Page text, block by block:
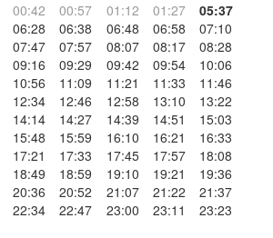
00:42 00:57 01:12 01:27
05:37
06:28 06:38 06:48 06:58
07:10
07:47 07:57 08:07 08:17
08:28
09:16 09:29 09:42 09:54
10:06
10:56 11:09 11:21 11:33
11:46
12:34 12:46 12:58 13:10
13:22
14:14 14:27 14:39 14:51
15:03
15:48 15:59 16:10 16:21
16:33
17:21 17:33 17:45 17:57
18:08
18:49 18:59 19:10 19:21
19:36
20:36 20:52 21:07 21:22
21:37
22:34 22:47 23:00 23:11
23:23